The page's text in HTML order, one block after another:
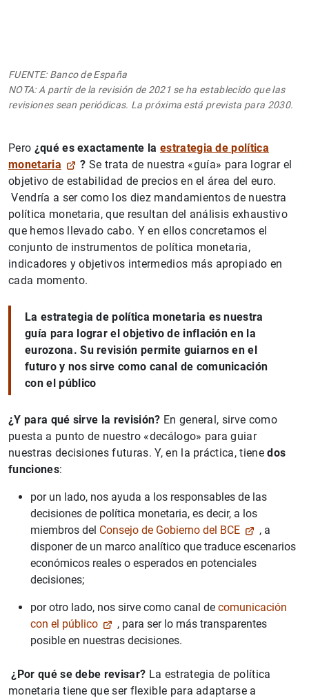
FUENTE: Banco de España
NOTA: A partir de la revisión de 2021 se ha establecido que las
revisiones sean periódicas. La próxima está prevista para 2030.
Pero ¿qué es exactamente la estrategia de política
monetaria
?Se trata de nuestra «guía» para lograr el
objetivo de estabilidad de precios en el área del euro.
Vendría a ser como los diez mandamientos de nuestra
política monetaria, que resultan del análisis exhaustivo
que hemos llevado cabo. Y en ellos concretamos el
conjunto de instrumentos de política monetaria,
indicadores y objetivos intermedios más apropiado en
cada momento.
La estrategia de política monetaria es nuestra
guía para lograr el objetivo de inflación en la
eurozona. Su revisión permite guiarnos en el
futuro y nos sirve como canal de comunicación
con el público
¿Y para qué sirve la revisión? En general, sirve como
puesta a punto de nuestro «decálogo» para guiar
nuestras decisiones futuras. Y, en la práctica, tienedos
funciones:
por un lado, nos ayuda a los responsables de las
decisiones de política monetaria, es decir, a los
miembros del Consejo de Gobierno del BCE
, a
disponer de un marco analítico que traduce escenarios
económicos reales o esperados en potenciales
decisiones;
por otro lado, nos sirve como canal de comunicación
con el público
, para ser lo más transparentes
posible en nuestras decisiones.
¿Por qué se debe revisar? La estrategia de política
monetaria tiene que ser flexible para adaptarse a